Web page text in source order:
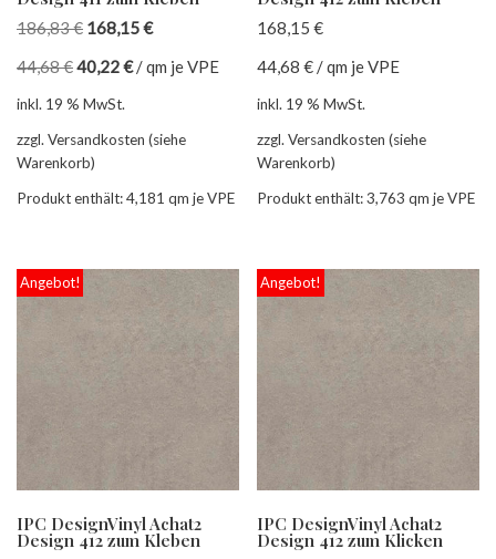
186,83€ 168,15€
44,68€40,22€/qm je VPE
inkl. 19 % MwSt.
zzgl. Versandkosten (siehe
Warenkorb)
Produkt enthält: 4,181 qm je VPE
168,15€
44,68€/qm je VPE
inkl. 19 % MwSt.
zzgl. Versandkosten (siehe
Warenkorb)
Produkt enthält: 3,763qm je VPE
Angebot!
IPC DesignVinyl Achat2
Design 412 zum Kleben
Angebot!
IPC DesignVinyl Achat2
Design 412 zum Klicken